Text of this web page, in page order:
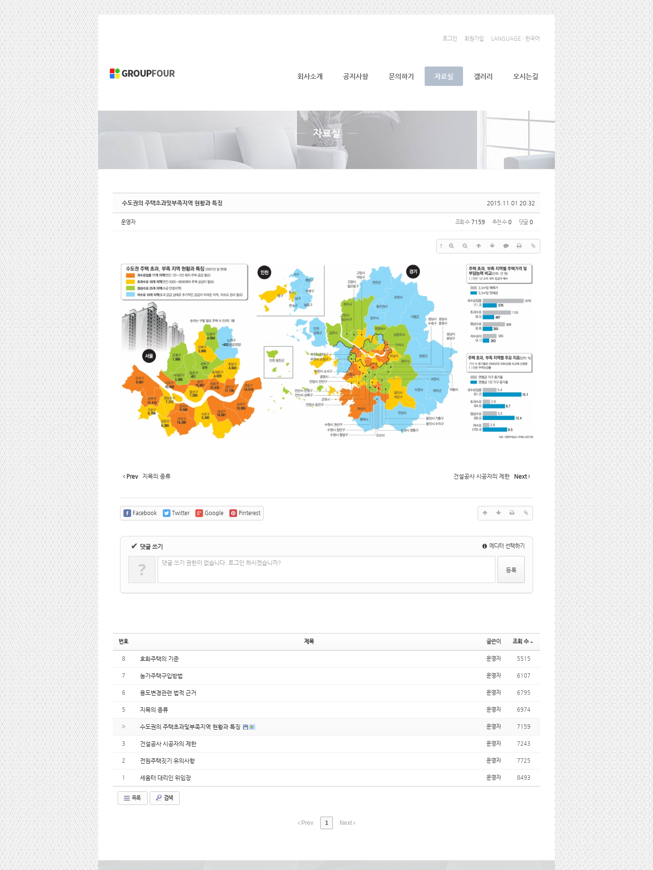
로그인 회원가입 LANGUAGE : 한국어
회사소개 공지사항 문의하기 자료실 갤러리 오시는길
자료실
2015.11.01 20:32
수도권의 주택초과및부족지역 현황과 특징
운영자 조회 수 7159 추천 수 0 댓글 0
?
Prev 지목의 종류 건설공사 시공자의 제한 Next
Facebook Twitter Google Pinterest
✔ 댓글 쓰기 에디터 선택하기
? 댓글 쓰기 권한이 없습니다. 로그인 하시겠습니까?
번호 제목 글쓴이 조회 수
8 호화주택의 기준 운영자 5515
7 농가주택구입방법 운영자 6107
6 용도변경관련 법적 근거 운영자 6795
5 지목의 종류 운영자 6974
» 수도권의 주택초과및부족지역 현황과 특징 운영자 7159
3 건설공사 시공자의 제한 운영자 7243
2 전원주택짓기 유의사항 운영자 7725
1 세움터 대리인 위임장 운영자 8493
목록 검색
Prev 1 Next